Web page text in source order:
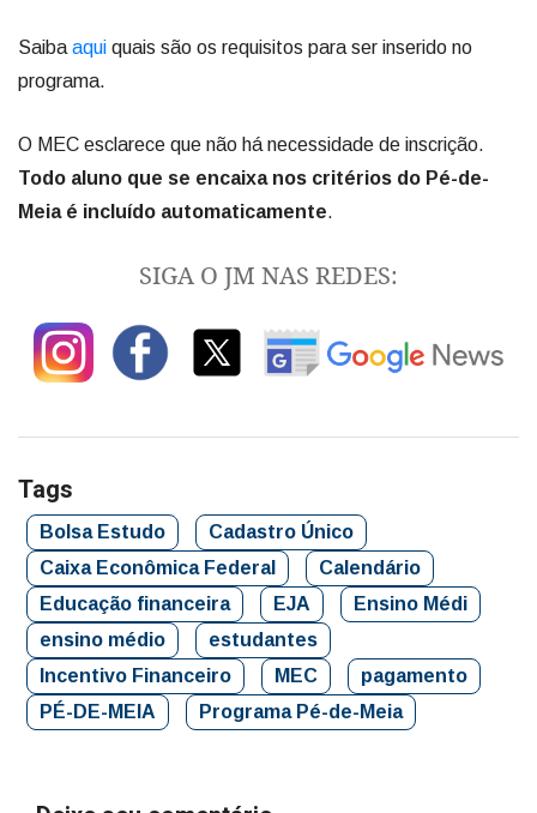
Saiba aqui quais são os requisitos para ser inserido no
programa.
O MEC esclarece que não há necessidade de inscrição.
Todo aluno que se encaixa nos critérios do Pé-de-
Meia é incluído automaticamente.
SIGA O JM NAS REDES:
Tags
Bolsa Estudo
Cadastro Único
Caixa Econômica Federal
Calendário
Educação financeira
EJA
Ensino Médi
ensino médio
estudantes
Incentivo Financeiro
MEC
pagamento
PÉ-DE-MEIA
Programa Pé-de-Meia